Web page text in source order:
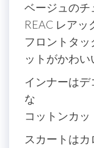
ベージュのチ
REAC レアッ
フロントタ
ットがかわい
インナーは
な
コットンカッ
スカートは